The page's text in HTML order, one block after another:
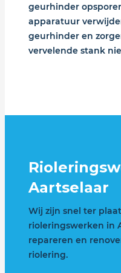
geurhinder
apparatuur
geurhinder en
vervelende stank
Aartselaar
Wij zijn snel ter
rioleringswerken in
repareren en
riolering.